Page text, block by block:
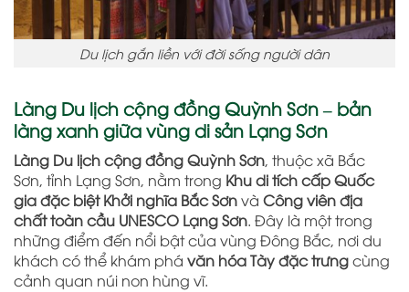
Du lịch gắn liền với đời sống người dân
Làng Du lịch cộng đồng Quỳnh Sơn – bản
làng xanh giữa vùng di sản Lạng Sơn
Làng Du lịch cộng đồng Quỳnh Sơn, thuộc xã Bắc
Sơn, tỉnh Lạng Sơn, nằm trong Khu di tích cấp Quốc
gia đặc biệt Khởi nghĩa Bắc Sơnvà Công viên địa
chất toàn cầu UNESCO Lạng Sơn. Đây là một trong
những điểm đến nổi bật của vùng Đông Bắc, nơi du
khách có thể khám phá văn hóa Tày đặc trưngcùng
cảnh quan núi non hùng vĩ.